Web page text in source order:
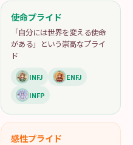
使命プライド
「自分には世界を変える使命
がある」という崇高なプライ
ド
INFJ
ENFJ
INFP
感性プライド